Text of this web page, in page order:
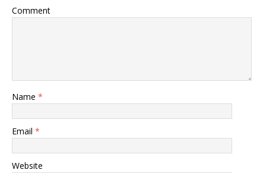
Comment
Name *
Email *
Website